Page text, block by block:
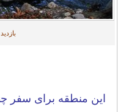
این منطقه برای سفر